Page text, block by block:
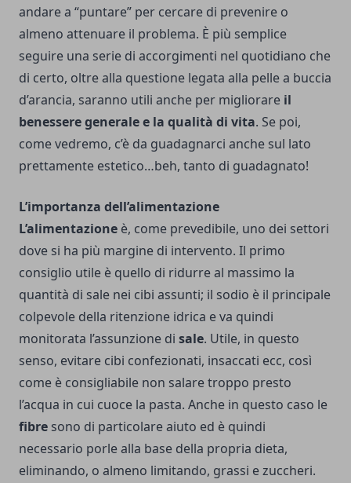
andare a “puntare” per cercare di prevenire o
almeno attenuare il problema. È più semplice
seguire una serie di accorgimenti nel quotidiano che
di certo, oltre alla questione legata alla pelle a buccia
d’arancia, saranno utili anche per migliorare il
benessere generale e la qualità di vita. Se poi,
come vedremo, c’è da guadagnarci anche sul lato
prettamente estetico…beh, tanto di guadagnato!
L’importanza dell’alimentazione
L’alimentazione è, come prevedibile, uno dei settori
dove si ha più margine di intervento. Il primo
consiglio utile è quello di ridurre al massimo la
quantità di sale nei cibi assunti; il sodio è il principale
colpevole della ritenzione idrica e va quindi
monitorata l’assunzione di sale. Utile, in questo
senso, evitare cibi confezionati, insaccati ecc, così
come è consigliabile non salare troppo presto
l’acqua in cui cuoce la pasta. Anche in questo caso le
fibre sono di particolare aiuto ed è quindi
necessario porle alla base della propria dieta,
eliminando, o almeno limitando, grassi e zuccheri.